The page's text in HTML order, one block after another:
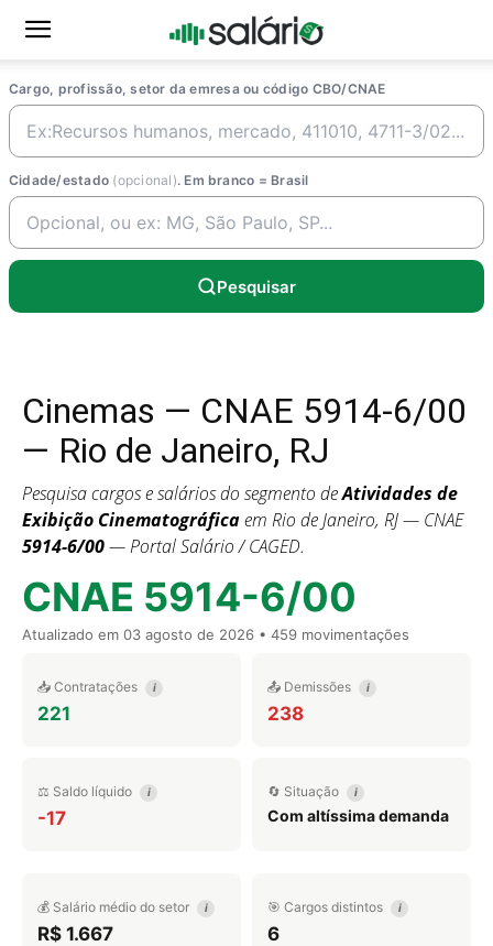
Cargo, profissão, setor da emresa ou código CBO/CNAE
Cidade/estado (opcional). Em branco = Brasil
Pesquisar
Cinemas — CNAE 5914-6/00
— Rio de Janeiro, RJ
Pesquisa cargos e salários do segmento deAtividades de
Exibição Cinematográficaem Rio de Janeiro, RJ — CNAE
5914-6/00— Portal Salário / CAGED.
CNAE 5914-6/00
Atualizado em 03 agosto de 2026 • 459 movimentações
📥 Contratações i
221
📤 Demissões i
238
⚖️ Saldo líquido i
-17
🔄 Situação i
Com altíssima demanda
💰 Salário médio do setor i
R$ 1.667
🎯 Cargos distintos i
6